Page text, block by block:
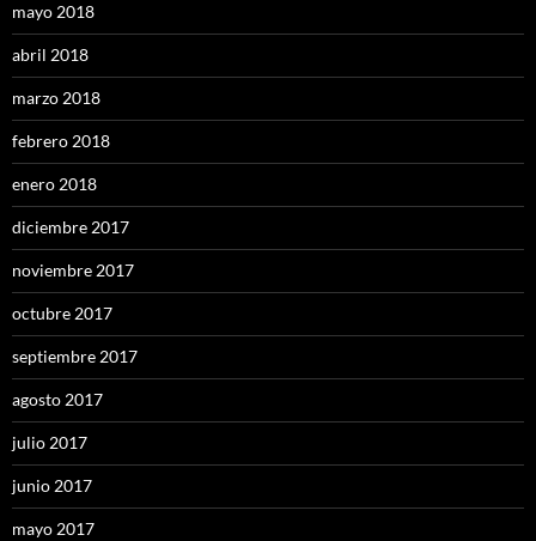
mayo 2018
abril 2018
marzo 2018
febrero 2018
enero 2018
diciembre 2017
noviembre 2017
octubre 2017
septiembre 2017
agosto 2017
julio 2017
junio 2017
mayo 2017